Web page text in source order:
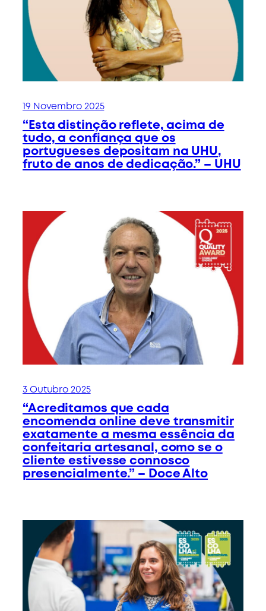
19 Novembro 2025
“Esta distinção reflete, acima de
tudo, a confiança que os
portugueses depositam na UHU,
fruto de anos de dedicação.” – UHU
3 Outubro 2025
“Acreditamos que cada
encomenda online deve transmitir
exatamente a mesma essência da
confeitaria artesanal, como se o
cliente estivesse connosco
presencialmente.” – Doce Alto